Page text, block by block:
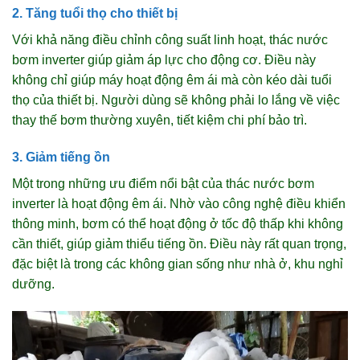
2. Tăng tuổi thọ cho thiết bị
Với khả năng điều chỉnh công suất linh hoạt, thác nước
bơm inverter giúp giảm áp lực cho động cơ. Điều này
không chỉ giúp máy hoạt động êm ái mà còn kéo dài tuổi
thọ của thiết bị. Người dùng sẽ không phải lo lắng về việc
thay thế bơm thường xuyên, tiết kiệm chi phí bảo trì.
3. Giảm tiếng ồn
Một trong những ưu điểm nổi bật của thác nước bơm
inverter là hoạt động êm ái. Nhờ vào công nghệ điều khiển
thông minh, bơm có thể hoạt động ở tốc độ thấp khi không
cần thiết, giúp giảm thiểu tiếng ồn. Điều này rất quan trọng,
đặc biệt là trong các không gian sống như nhà ở, khu nghỉ
dưỡng.